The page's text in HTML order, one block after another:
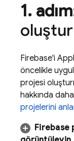
1. adım
Firebase'i
öncelikle
projesi
hakkında
projelerini
Firebase